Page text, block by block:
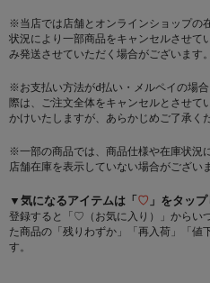
※当店では店舗とオンラインショップの
状況により一部商品をキャンセルさせて
み発送させていただく場合がございます。
※お支払い方法がd払い・メルペイの場
際は、ご注文全体をキャンセルとさせて
かけいたしますが、あらかじめご了承く
※一部の商品では、商品仕様や在庫状況
店舗在庫を表示していない場合がござい
▼気になるアイテムは「♡ 」をタッ
登録すると「♡（お気に入り）」からい
た商品の「残りわずか」「再入荷」「値
す。